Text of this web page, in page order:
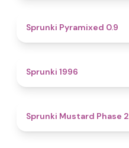
Sprunki Pyramixed 0.9
Sprunki 1996
Sprunki Mustard Phase 2